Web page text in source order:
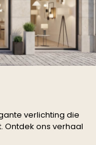
verlichting die
Ontdek ons ​​verhaal